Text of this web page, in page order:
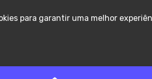
para garantir uma melhor